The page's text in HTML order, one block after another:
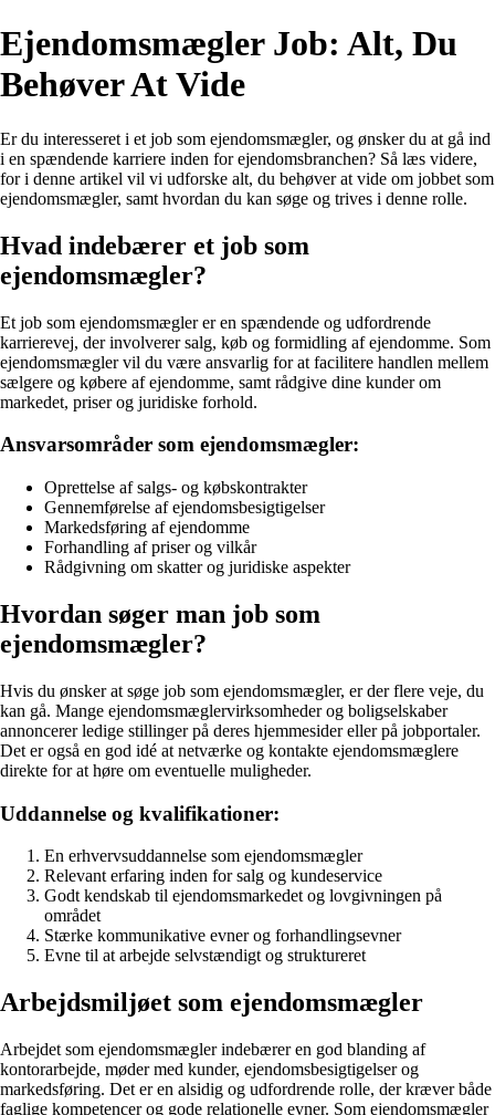
Ejendomsmægler Job: Alt, Du
Behøver At Vide
Er du interesseret i et job som ejendomsmægler, og ønsker du at gå ind
i en spændende karriere inden for ejendomsbranchen? Så læs videre,
for i denne artikel vil vi udforske alt, du behøver at vide om jobbet som
ejendomsmægler, samt hvordan du kan søge og trives i denne rolle.
Hvad indebærer et job som
ejendomsmægler?
Et job som ejendomsmægler er en spændende og udfordrende
karrierevej, der involverer salg, køb og formidling af ejendomme. Som
ejendomsmægler vil du være ansvarlig for at facilitere handlen mellem
sælgere og købere af ejendomme, samt rådgive dine kunder om
markedet, priser og juridiske forhold.
Ansvarsområder som ejendomsmægler:
Oprettelse af salgs- og købskontrakter
Gennemførelse af ejendomsbesigtigelser
Markedsføring af ejendomme
Forhandling af priser og vilkår
Rådgivning om skatter og juridiske aspekter
Hvordan søger man job som
ejendomsmægler?
Hvis du ønsker at søge job som ejendomsmægler, er der flere veje, du
kan gå. Mange ejendomsmæglervirksomheder og boligselskaber
annoncerer ledige stillinger på deres hjemmesider eller på jobportaler.
Det er også en god idé at netværke og kontakte ejendomsmæglere
direkte for at høre om eventuelle muligheder.
Uddannelse og kvalifikationer:
En erhvervsuddannelse som ejendomsmægler
Relevant erfaring inden for salg og kundeservice
Godt kendskab til ejendomsmarkedet og lovgivningen på
området
Stærke kommunikative evner og forhandlingsevner
Evne til at arbejde selvstændigt og struktureret
Arbejdsmiljøet som ejendomsmægler
Arbejdet som ejendomsmægler indebærer en god blanding af
kontorarbejde, møder med kunder, ejendomsbesigtigelser og
markedsføring. Det er en alsidig og udfordrende rolle, der kræver både
faglige kompetencer og gode relationelle evner. Som ejendomsmægler